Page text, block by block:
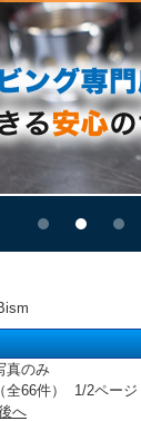
真のみ
全66件） 1/2ページ
へ